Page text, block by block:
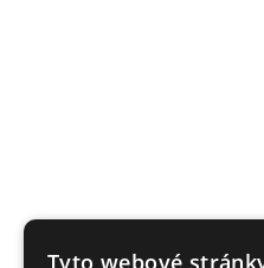
Tyto webové